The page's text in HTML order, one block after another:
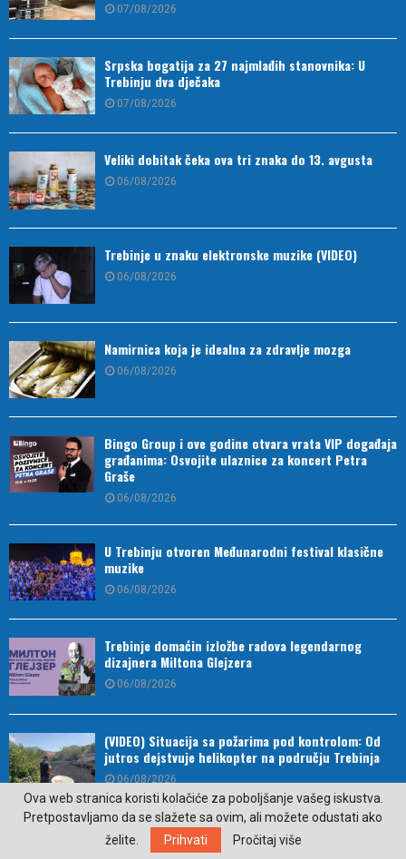
07/08/2026
Srpska bogatija za 27 najmlađih stanovnika: U
Trebinju dva dječaka
07/08/2026
Veliki dobitak čeka ova tri znaka do 13. avgusta
06/08/2026
Trebinje u znaku elektronske muzike (VIDEO)
06/08/2026
Namirnica koja je idealna za zdravlje mozga
06/08/2026
Bingo Group i ove godine otvara vrata VIP događaja
građanima: Osvojite ulaznice za koncert Petra
Graše
06/08/2026
U Trebinju otvoren Međunarodni festival klasične
muzike
06/08/2026
Trebinje domaćin izložbe radova legendarnog
dizajnera Miltona Glejzera
06/08/2026
(VIDEO) Situacija sa požarima pod kontrolom: Od
jutros dejstvuje helikopter na području Trebinja
06/08/2026
Ova web stranica koristi kolačiće za poboljšanje vašeg iskustva.
Pretpostavljamo da se slažete sa ovim, ali možete odustati ako
želite.
Prihvati Pročitaj više